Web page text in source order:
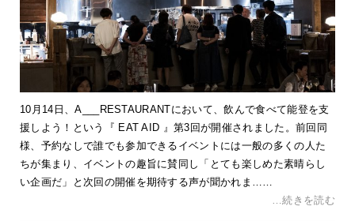
10月14日、A___RESTAURANTにおいて、飲んで食べて能登を支
援しよう！という『 EAT AID 』第3回が開催されました。前回同
様、予約なしで誰でも参加できるイベントには一般の多くの人た
ちが集まり、イベントの趣旨に賛同し「とても楽しめた素晴らし
い企画だ」と次回の開催を期待する声が聞かれま……
…続きを読む